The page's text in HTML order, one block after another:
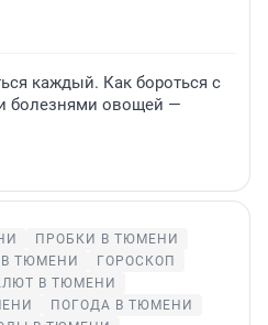
каждый. Как бороться с
болезнями овощей —
ПРОБКИ В ТЮМЕНИ
ТЮМЕНИ
ГОРОСКОП
В ТЮМЕНИ
ПОГОДА В ТЮМЕНИ